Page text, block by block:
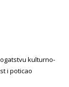
kulturno-
i poticao